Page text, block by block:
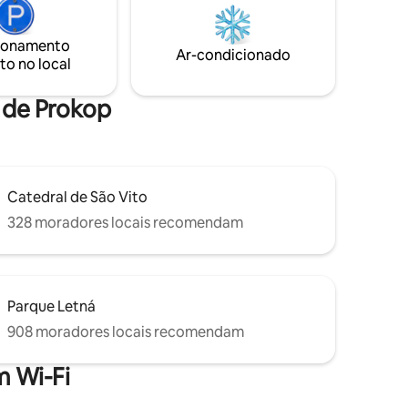
e
para
parques verdes ou até o maior parque de
Praga, "Stromovka", ao longo do rio
norte. A 2 minutos da parada de bonde
Libensky Most ou a 5 minutos do metrô
no local
Ar-condicionado
Prokop
Catedral de São Vito
328 moradores locais recomendam
Parque Letná
908 moradores locais recomendam
Wi-Fi